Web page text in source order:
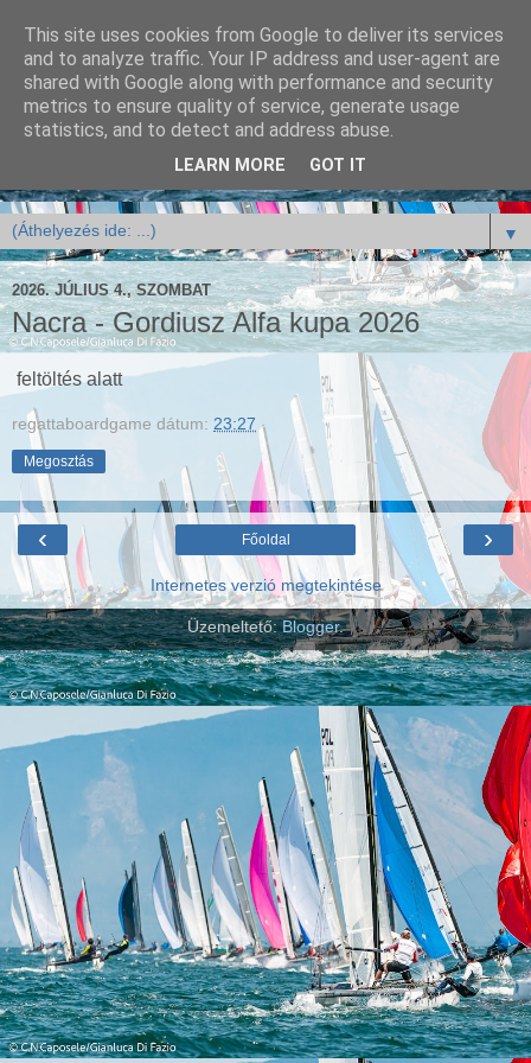
▼
2026. JÚLIUS 4., SZOMBAT
Nacra - Gordiusz Alfa kupa 2026
feltöltés alatt
regattaboardgame dátum: 23:27
Megosztás
‹ ›
Főoldal
Internetes verzió megtekintése
Üzemeltető:Blogger.
This site uses cookies from Google to deliver its services
and to analyze traffic. Your IP address and user-agent are
shared with Google along with performance and security
metrics to ensure quality of service, generate usage
statistics, and to detect and address abuse.
LEARN MORE GOT IT